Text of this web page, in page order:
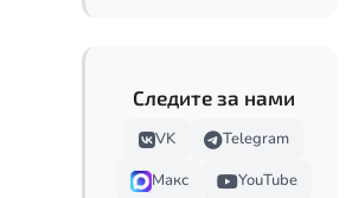
Следите за нами
VK
Telegram
Макс
YouTube